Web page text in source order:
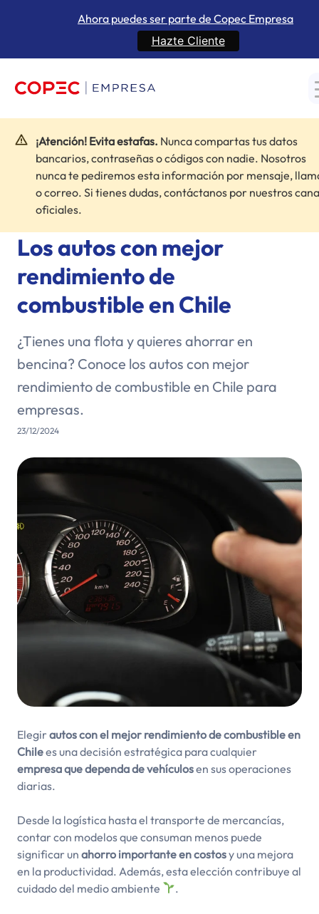
Ahora puedes ser parte de Copec Empresa
Hazte Cliente
¡Atención! Evita estafas. Nunca compartas tus datos
bancarios, contraseñas o códigos con nadie. Nosotros
nunca te pediremos esta información por mensaje,
o correo. Si tienes dudas, contáctanos por nuestros
oficiales.
Inicio» Blogs»Los autos con mejor rendimiento de combustible
en Chile
Tecnología y eficiencia
Los autos con mejor
rendimiento de
combustible en Chile
¿Tienes una flota y quieres ahorrar en
bencina? Conoce los autos con mejor
rendimiento de combustible en Chile para
empresas.
23/12/2024
Elegirautos con el mejor rendimiento de combustible en
Chilees una decisión estratégica para cualquier
empresa que dependa de vehículosen sus operaciones
diarias.
Desde la logística hasta el transporte de mercancías,
contar con modelos que consuman menos puede
significar un ahorro importante en costosy una mejora
en la productividad. Además, esta elección contribuye al
cuidado del medio ambiente
.